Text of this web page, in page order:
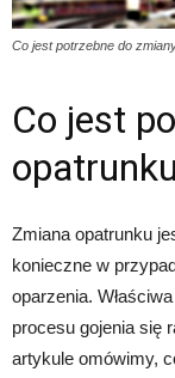
Co jest potrzebne do
Co jest
Zmiana opatrunku
konieczne w
oparzenia.
procesu gojenia się
artykule omówimy,